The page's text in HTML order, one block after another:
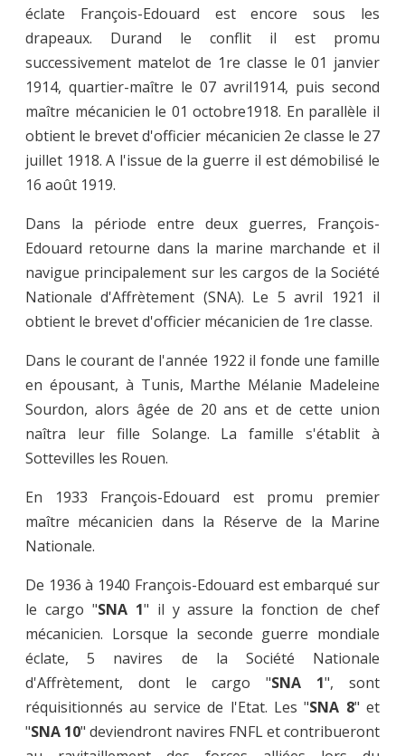
éclate François-Edouard est encore sous les
drapeaux. Durand le conflit il est promu
successivement matelot de 1re classe le 01 janvier
1914, quartier-maître le 07 avril1914, puis second
maître mécanicien le 01 octobre1918. En parallèle il
obtient le brevet d'officier mécanicien 2e classe le 27
juillet 1918. A l'issue de la guerre il est démobilisé le
16 août 1919.
Dans la période entre deux guerres, François-
Edouard retourne dans la marine marchande et il
navigue principalement sur les cargos de la Société
Nationale d'Affrètement (SNA). Le 5 avril 1921 il
obtient le brevet d'officier mécanicien de 1re classe.
Dans le courant de l'année 1922 il fonde une famille
en épousant, à Tunis, Marthe Mélanie Madeleine
Sourdon, alors âgée de 20 ans et de cette union
naîtra leur fille Solange. La famille s'établit à
Sottevilles les Rouen.
En 1933 François-Edouard est promu premier
maître mécanicien dans la Réserve de la Marine
Nationale.
De 1936 à 1940 François-Edouard est embarqué sur
le cargo "SNA 1" il y assure la fonction de chef
mécanicien. Lorsque la seconde guerre mondiale
éclate, 5 navires de la Société Nationale
d'Affrètement, dont le cargo "SNA 1", sont
réquisitionnés au service de l'Etat. Les "SNA 8" et
"SNA 10" deviendront navires FNFL et contribueront